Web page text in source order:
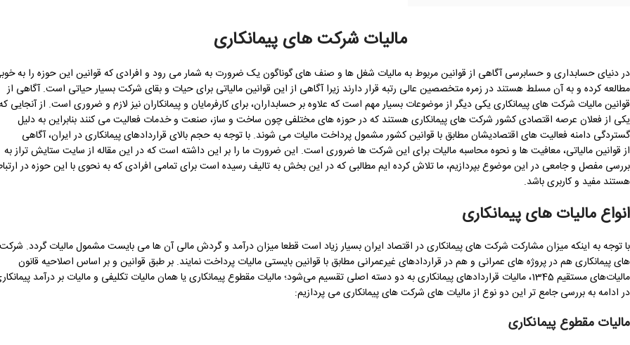
مالیات شرکت‌ های پیمانکاری
در دنیای حسابداری و حسابرسی آگاهی از قوانین مربوط به مالیات شغل ها و صنف های گوناگون یک ضرورت به شمار می رود و افرادی که قوانین این حوزه را به
مطالعه کرده و به آن مسلط هستند در زمره متخصصین عالی رتبه قرار دارند زیرا آگاهی از این قوانین مالیاتی برای حیات و بقای شرکت بسیار حیاتی است. آگاهی از
قوانین مالیات شرکت های پیمانکاری یکی دیگر از موضوعات بسیار مهم است که علاوه بر حسابداران، برای کارفرمایان و پیمانکاران نیز لازم و ضروری است. از آنجایی
یکی از فعلان عرصه اقتصادی کشور شرکت های پیمانکاری هستند که در حوزه های مختلفی چون ساخت و ساز، صنعت و خدمات فعالیت می کنند بنابراین به دلیل
گستردگی دامنه فعالیت های اقتصادیشان مطابق با قوانین کشور مشمول پرداخت مالیات می شوند. با توجه به حجم بالای قراردادهای پیمانکاری در ایران، آگاهی
از قوانین مالیاتی، معافیت ‌ها و نحوه محاسبه مالیات برای این شرکت‌ ها ضروری است. این ضرورت ما را بر این داشته است که در این مقاله از سایت ستایش تراز به
بررسی مفصل و جامعی در این موضوع بپردازیم، ما تلاش کرده ایم مطالبی که در این بخش به تالیف رسیده است برای تمامی افرادی که به نحوی با این حوزه در
هستند مفید و کاربری باشد.
انواع مالیات های پیمانکاری
با توجه به اینکه میزان مشارکت شرکت های پیمانکاری در اقتصاد ایران بسیار زیاد است قطعا میزان درآمد و گردش مالی آن ها می بایست مشمول مالیات گردد. شرکت
های پیمانکاری هم در پروژه های عمرانی و هم در قراردادهای غیرعمرانی مطابق با قوانین بایستی مالیات پرداخت نمایند. بر طبق قوانین و بر اساس اصلاحیه قانون
مالیات‌های مستقیم 1345، مالیات قراردادهای پیمانکاری به دو دسته اصلی تقسیم می‌شود؛ مالیات مقطوع پیمانکاری یا همان مالیات تکلیفی و مالیات بر درآمد
در ادامه به بررسی جامع تر این دو نوع از مالیات های شرکت های پیمانکاری می پردازیم:
مالیات مقطوع پیمانکاری